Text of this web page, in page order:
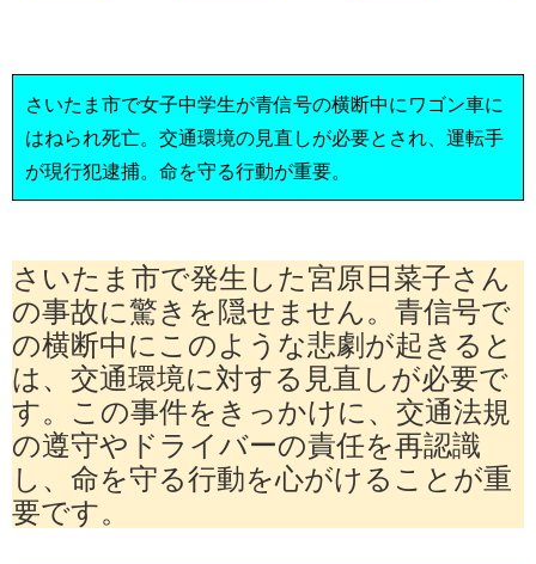
さいたま市で女子中学生が青信号の横断中にワゴン車に
はねられ死亡。交通環境の見直しが必要とされ、運転手
が現行犯逮捕。命を守る行動が重要。
さいたま市で発生した宮原日菜子さん
の事故に驚きを隠せません。青信号で
の横断中にこのような悲劇が起きると
は、交通環境に対する見直しが必要で
す。この事件をきっかけに、交通法規
の遵守やドライバーの責任を再認識
し、命を守る行動を心がけることが重
要です。